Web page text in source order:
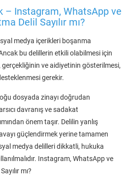
– Instagram, WhatsApp ve
Delil Sayılır mı?
medya içerikleri boşanma
bu delillerin etkili olabilmesi için
ve aidiyetinin gösterilmesi,
gerekir.
dosyada zinayı doğrudan
davranış ve sadakat
önem taşır. Delilin yanlış
güçlendirmek yerine tamamen
medya delilleri dikkatli, hukuka
Instagram, WhatsApp ve
mı?